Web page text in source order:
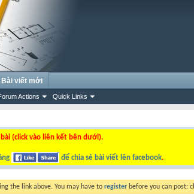
Actions Quick Links
Bài viết mới
(click vào liên kết bên dưới).
để chia sẻ bài viết lên facebook.
the link above. You may have to register before you can post: